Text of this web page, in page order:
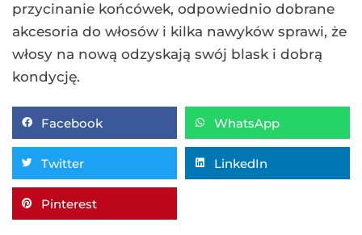
przycinanie końcówek, odpowiednio dobrane
akcesoria do włosów i kilka nawyków sprawi, że
włosy na nową odzyskają swój blask i dobrą
kondycję.
Facebook WhatsApp
Twitter LinkedIn
Pinterest